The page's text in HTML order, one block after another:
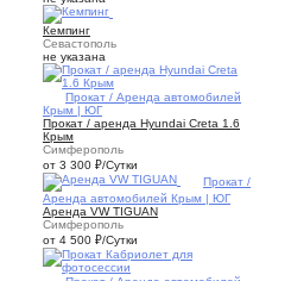
Кемпинг
Севастополь
не указана
Прокат / Аренда автомобилей
Крым | ЮГ
Прокат / аренда Hyundai Creta 1.6
Крым
Симферополь
от 3 300 ₽/Сутки
Прокат /
Аренда автомобилей Крым | ЮГ
Аренда VW TIGUAN
Симферополь
от 4 500 ₽/Сутки